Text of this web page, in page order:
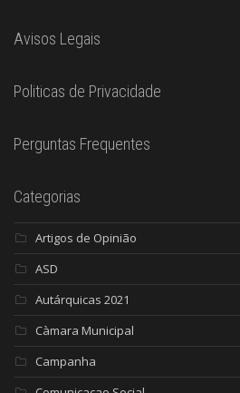
Avisos Legais
Politicas de Privacidade
Perguntas Frequentes
Categorias
Artigos de Opinião
ASD
Autárquicas 2021
Càmara Municipal
Campanha